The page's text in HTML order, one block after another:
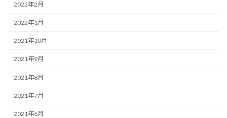
2022年2月
2022年1月
2021年10月
2021年9月
2021年8月
2021年7月
2021年6月